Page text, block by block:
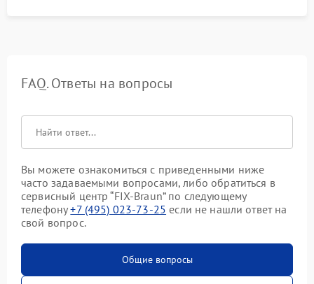
FAQ. Ответы на вопросы
Вы можете ознакомиться с приведенными ниже
часто задаваемыми вопросами, либо обратиться в
сервисный центр “FIX-Braun” по следующему
телефону+7 (495) 023-73-25 если не нашли ответ на
свой вопрос.
Общие вопросы